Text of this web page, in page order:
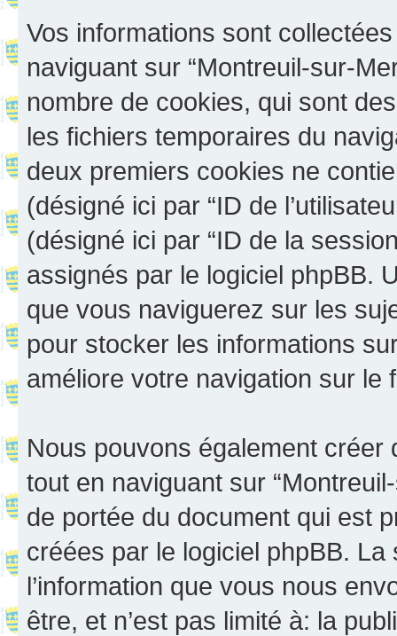
Vos informations sont
naviguant sur “Montreuil-sur-
nombre de cookies, qui sont
les fichiers temporaires du
deux premiers cookies ne
(désigné ici par “ID de
(désigné ici par “ID de la
assignés par le logiciel phpBB.
que vous naviguerez sur les
pour stocker les informations
améliore votre navigation sur le
Nous pouvons également
tout en naviguant sur
de portée du document qui est
créées par le logiciel phpBB.
l’information que vous nous
être, et n’est pas limité à: la